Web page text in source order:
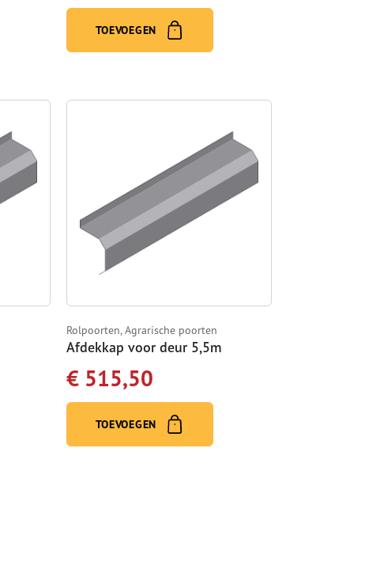
TOEVOEGEN
Rolpoorten, Agrarische poorten
Afdekkap voor deur 5,5m
€ 515,50
TOEVOEGEN